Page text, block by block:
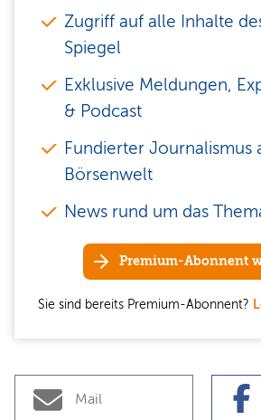
Zugriff auf alle Inhalte
Spiegel
Exklusive Meldungen,
& Podcast
Fundierter Journalismus
Börsenwelt
News rund um das
Premium-Abonnent
Sie sind bereits Premium-Abonnent?
Mail